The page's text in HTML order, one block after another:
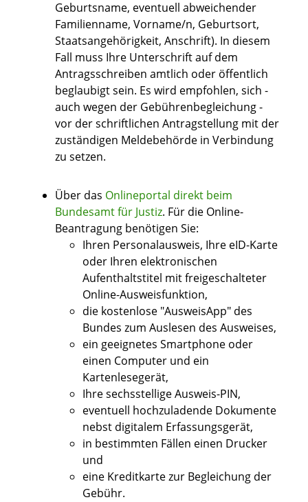
Geburtsname, eventuell abweichender
Familienname, Vorname/n, Geburtsort,
Staatsangehörigkeit, Anschrift). In diesem
Fall muss Ihre Unterschrift auf dem
Antragsschreiben amtlich oder öffentlich
beglaubigt sein. Es wird empfohlen, sich -
auch wegen der Gebührenbegleichung -
vor der schriftlichen Antragstellung mit der
zuständigen Meldebehörde in Verbindung
zu setzen.
Über das Onlineportal direkt beim
Bundesamt für Justiz. Für die Online-
Beantragung benötigen Sie:
Ihren Personalausweis, Ihre eID-Karte
oder Ihren elektronischen
Aufenthaltstitel mit freigeschalteter
Online-Ausweisfunktion,
die kostenlose "AusweisApp" des
Bundes zum Auslesen des Ausweises,
ein geeignetes Smartphone oder
einen Computer und ein
Kartenlesegerät,
Ihre sechsstellige Ausweis-PIN,
eventuell hochzuladende Dokumente
nebst digitalem Erfassungsgerät,
in bestimmten Fällen einen Drucker
und
eine Kreditkarte zur Begleichung der
Gebühr.